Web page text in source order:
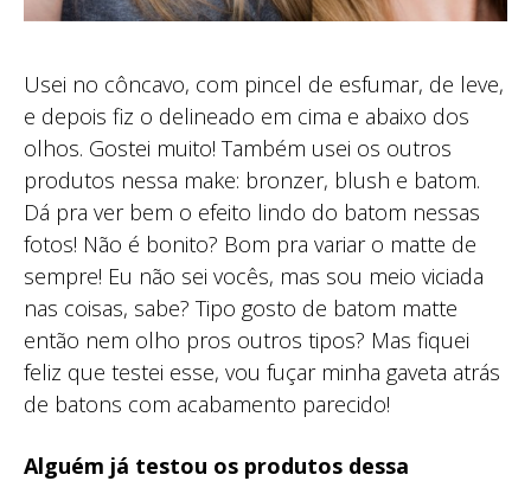
Usei no côncavo, com pincel de esfumar, de leve,
e depois fiz o delineado em cima e abaixo dos
olhos. Gostei muito! Também usei os outros
produtos nessa make: bronzer, blush e batom.
Dá pra ver bem o efeito lindo do batom nessas
fotos! Não é bonito? Bom pra variar o matte de
sempre! Eu não sei vocês, mas sou meio viciada
nas coisas, sabe? Tipo gosto de batom matte
então nem olho pros outros tipos? Mas fiquei
feliz que testei esse, vou fuçar minha gaveta atrás
de batons com acabamento parecido!
Alguém já testou os produtos dessa